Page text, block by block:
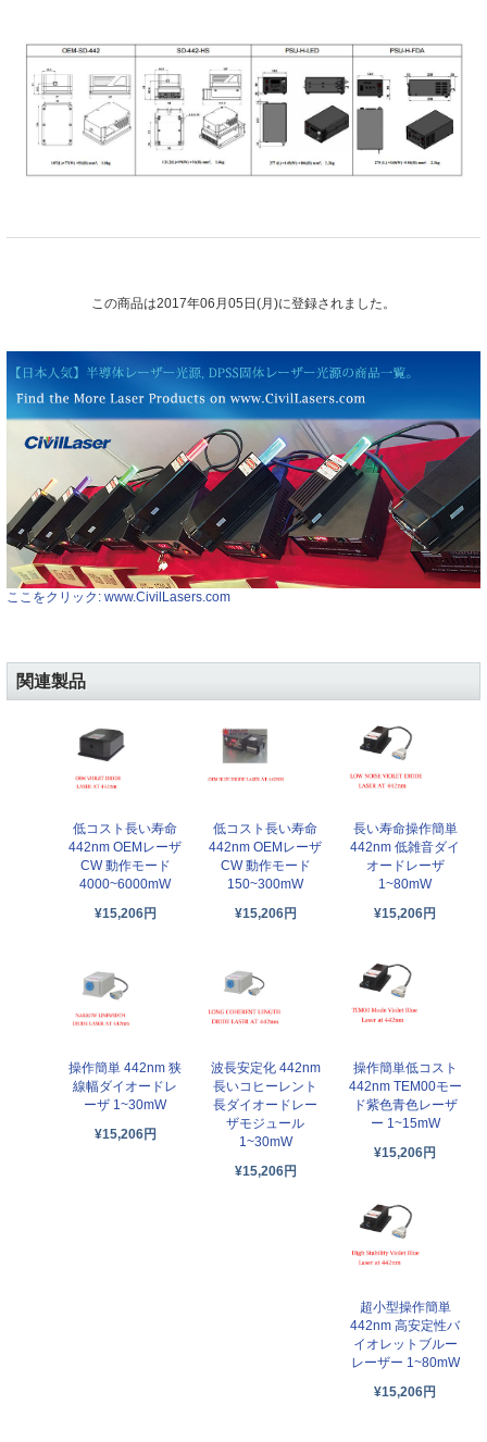
この商品は2017年06月05日(月)に登録されました。
ここをクリック: www.CivilLasers.com
関連製品
低コスト長い寿命
442nm OEMレーザ
CW 動作モード
4000~6000mW
¥15,206円
低コスト長い寿命
442nm OEMレーザ
CW 動作モード
150~300mW
¥15,206円
長い寿命操作簡単
442nm 低雑音ダイ
オードレーザ
1~80mW
¥15,206円
操作簡単 442nm 狭
線幅ダイオードレ
ーザ 1~30mW
¥15,206円
波長安定化 442nm
長いコヒーレント
長ダイオードレー
ザモジュール
1~30mW
¥15,206円
操作簡単低コスト
442nm TEM00モー
ド紫色青色レーザ
ー 1~15mW
¥15,206円
超小型操作簡単
442nm 高安定性バ
イオレットブルー
レーザー 1~80mW
¥15,206円